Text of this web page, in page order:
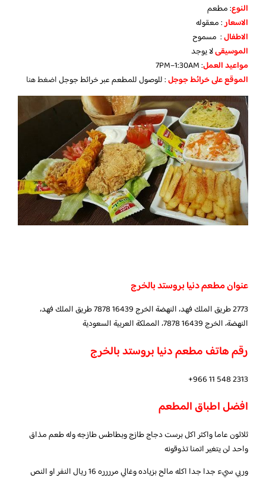
النوع: مطعم
الاسعار: معقوله
الاطفال: مسموح
الموسيقىلا يوجد
مواعيد العمل: 7PM–1:30AM
الموقع على خرائط جوجل: للوصول للمطعم عبر خرائط جوجلاضغط هنا
عنوان مطعم دنيا بروستد بالخرج
2773 طريق الملك فهد، النهضة الخرج 16439 7878 طريق الملك فهد،
النهضة، الخرج 16439 7878، المملكة العربية السعودية
رقم هاتف مطعم دنيا بروستد بالخرج
افضل اطباق المطعم
ثلاثون عاما واكثر اكل برست دجاج طازج وبطاطس طازجه وله طعم مذاق
واحد لن يتغير اتمنا تذوقونه
وربي سيء جدا جدا اكله مالح بزياده وغالي مرررره 16 ريال النفر او النص